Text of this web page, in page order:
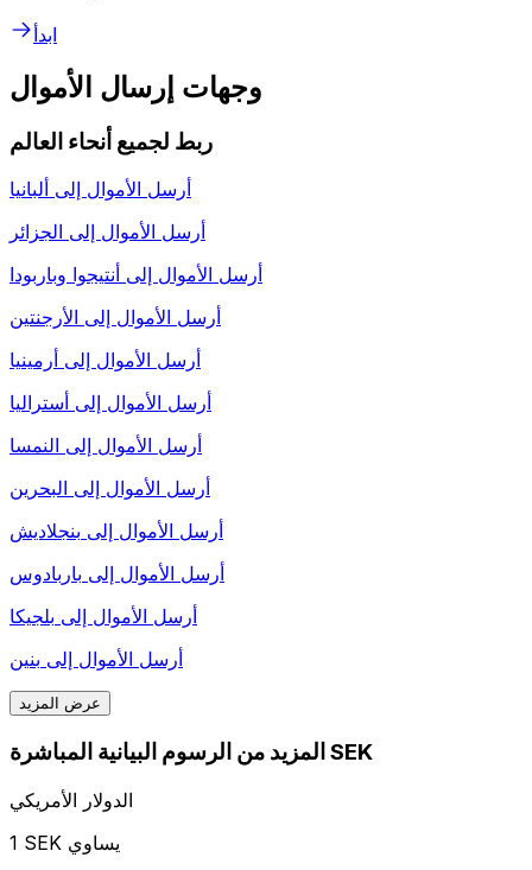
ابدأ
وجهات إرسال الأموال
ربط لجميع أنحاء العالم
أرسل الأموال إلى ألبانيا
أرسل الأموال إلى الجزائر
أرسل الأموال إلى أنتيجوا وباربودا
أرسل الأموال إلى الأرجنتين
أرسل الأموال إلى أرمينيا
أرسل الأموال إلى أستراليا
أرسل الأموال إلى النمسا
أرسل الأموال إلى البحرين
أرسل الأموال إلى بنجلاديش
أرسل الأموال إلى باربادوس
أرسل الأموال إلى بلجيكا
أرسل الأموال إلى بنين
عرض المزيد
المزيد من الرسوم البيانية المباشرة SEK
الدولار الأمريكي
1 SEK يساوي